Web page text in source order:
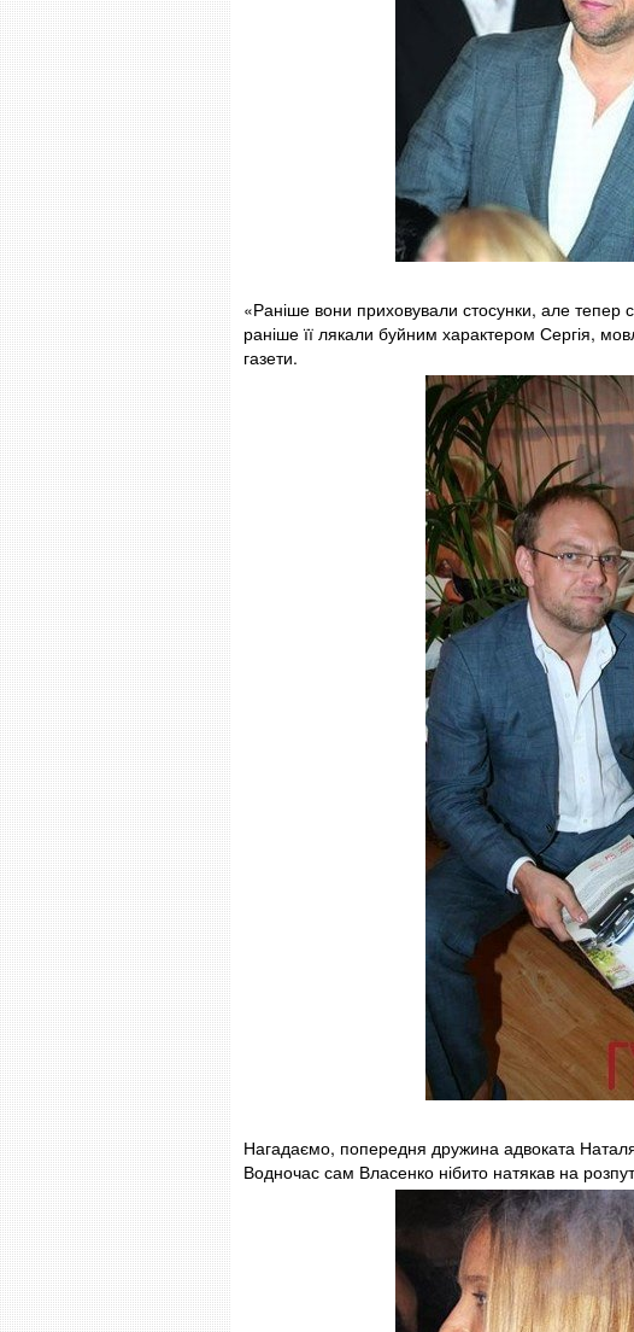
«Раніше вони приховували стосунки, але тепер
раніше її лякали буйним характером Сергія,
газети.
Нагадаємо, попередня дружина адвоката
Водночас сам Власенко нібито натякав на